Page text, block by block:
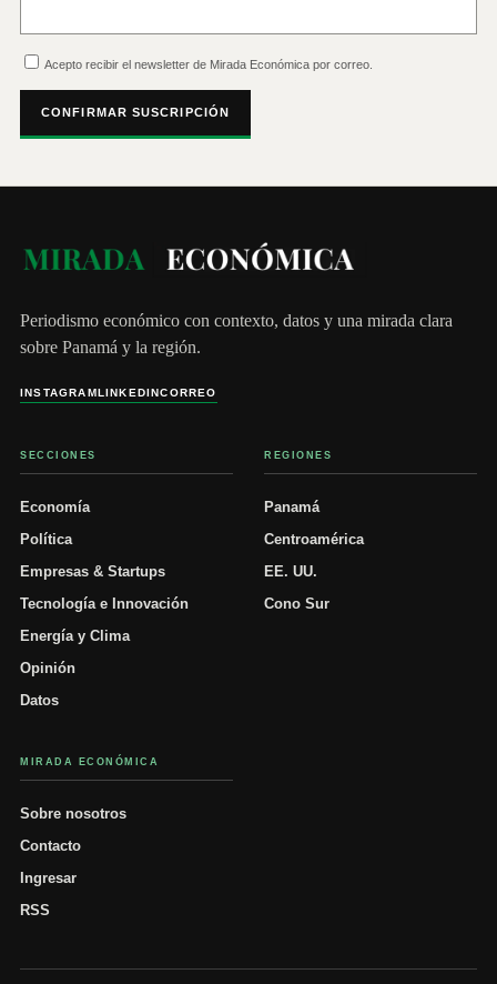
Acepto recibir el newsletter de Mirada Económica por correo.
CONFIRMAR SUSCRIPCIÓN
Periodismo económico con contexto, datos y una mirada clara
sobre Panamá y la región.
INSTAGRAMLINKEDINCORREO
SECCIONES
Economía
Política
Empresas & Startups
Tecnología e Innovación
Energía y Clima
Opinión
Datos
REGIONES
Panamá
Centroamérica
EE. UU.
Cono Sur
MIRADA ECONÓMICA
Sobre nosotros
Contacto
Ingresar
RSS